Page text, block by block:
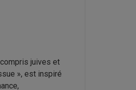
juives et
», est inspiré